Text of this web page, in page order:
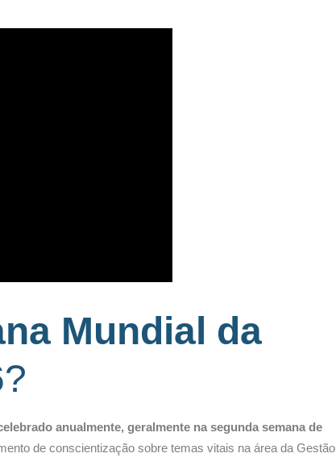
Mundial da
anualmente, geralmente na segunda semana de
de conscientização sobre temas vitais na área da Gestão